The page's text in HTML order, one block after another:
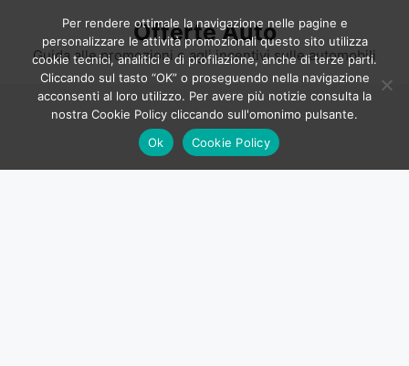
contenuto
Offerte Auto
Guida alle promozioni e agli incentivi sulle automobili
Per rendere ottimale la navigazione nelle pagine e
personalizzare le attività promozionali questo sito utilizza
cookie tecnici, analitici e di profilazione, anche di terze parti.
Cliccando sul tasto “OK” o proseguendo nella navigazione
acconsenti al loro utilizzo. Per avere più notizie consulta la
nostra Cookie Policy cliccando sull'omonimo pulsante.
Ok
Cookie Policy